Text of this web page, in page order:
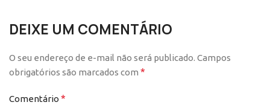
DEIXE UM COMENTÁRIO
O seu endereço de e-mail não será publicado. Campos
obrigatórios são marcados com *
Comentário *